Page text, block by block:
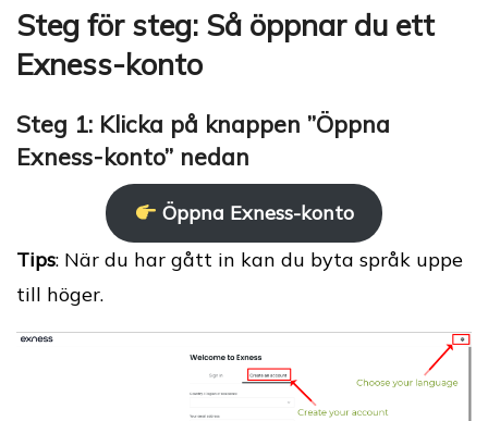
Steg för steg: Så öppnar du ett
Exness-konto
Steg 1: Klicka på knappen ”Öppna
Exness-konto” nedan
Öppna Exness-konto
Tips: När du har gått in kan du byta språk uppe
till höger.